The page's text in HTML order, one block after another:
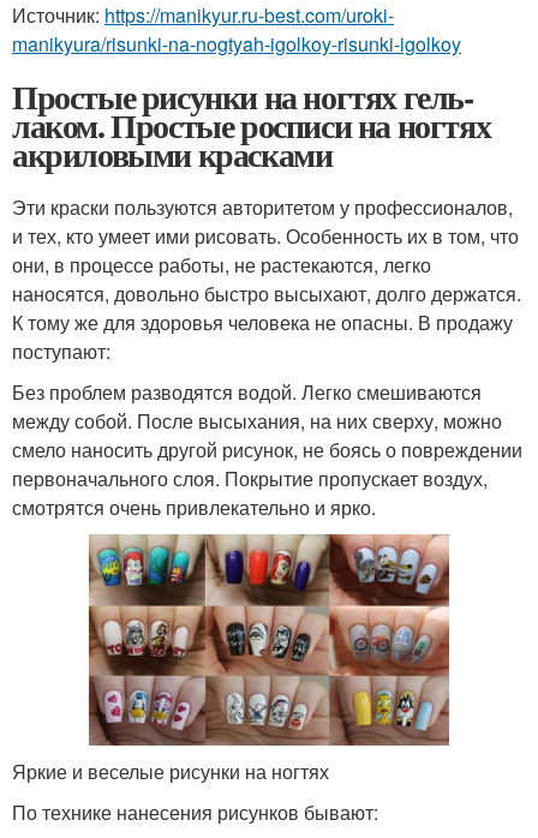
Источник: https://manikyur.ru-best.com/uroki-
manikyura/risunki-na-nogtyah-igolkoy-risunki-igolkoy
Простые рисунки на ногтях гель-
лаком. Простые росписи на ногтях
акриловыми красками
Эти краски пользуются авторитетом у профессионалов,
и тех, кто умеет ими рисовать. Особенность их в том, что
они, в процессе работы, не растекаются, легко
наносятся, довольно быстро высыхают, долго держатся.
К тому же для здоровья человека не опасны. В продажу
поступают:
Без проблем разводятся водой. Легко смешиваются
между собой. После высыхания, на них сверху, можно
смело наносить другой рисунок, не боясь о повреждении
первоначального слоя. Покрытие пропускает воздух,
смотрятся очень привлекательно и ярко.
Яркие и веселые рисунки на ногтях
По технике нанесения рисунков бывают: